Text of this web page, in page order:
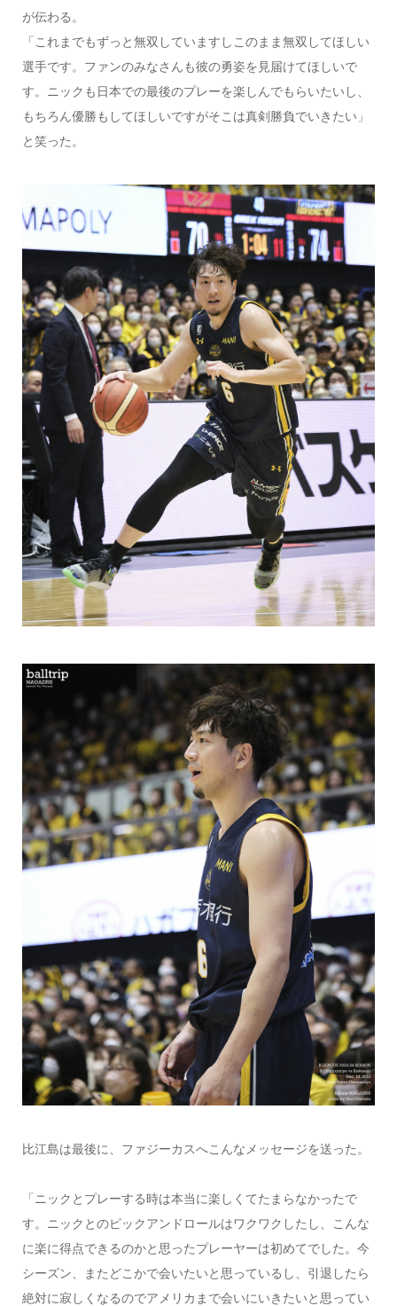
が伝わる。
「これまでもずっと無双していますしこのまま無双してほしい
選手です。ファンのみなさんも彼の勇姿を見届けてほしいで
す。ニックも日本での最後のプレーを楽しんでもらいたいし、
もちろん優勝もしてほしいですがそこは真剣勝負でいきたい」
と笑った。
比江島は最後に、ファジーカスへこんなメッセージを送った。
「ニックとプレーする時は本当に楽しくてたまらなかったで
す。ニックとのピックアンドロールはワクワクしたし、こんな
に楽に得点できるのかと思ったプレーヤーは初めてでした。今
シーズン、またどこかで会いたいと思っているし、引退したら
絶対に寂しくなるのでアメリカまで会いにいきたいと思ってい